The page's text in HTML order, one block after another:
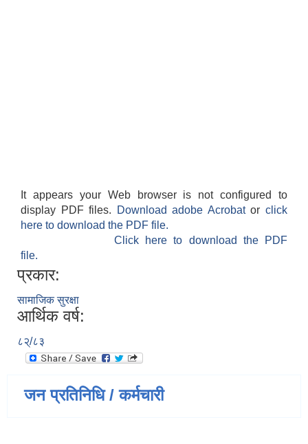
It appears your Web browser is not configured to
display PDF files.
Download adobe Acrobatorclick
here to download the PDF file.
Click here to download the PDF
file.
प्रकार:
सामाजिक सुरक्षा
आर्थिक वर्ष:
८२्/८३
जन प्रतिनिधि / कर्मचारी